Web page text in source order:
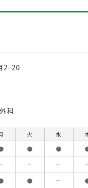
2-20
科
火 水
● ●
－ －
● －